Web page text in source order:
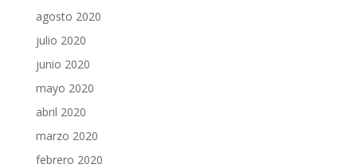
agosto 2020
julio 2020
junio 2020
mayo 2020
abril 2020
marzo 2020
febrero 2020